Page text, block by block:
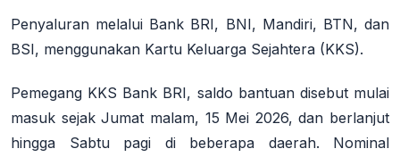
Penyaluran melalui Bank BRI, BNI, Mandiri, BTN, dan
BSI, menggunakan Kartu Keluarga Sejahtera (KKS).
Pemegang KKS Bank BRI, saldo bantuan disebut mulai
masuk sejak Jumat malam, 15 Mei 2026, dan berlanjut
hingga Sabtu pagi di beberapa daerah. Nominal